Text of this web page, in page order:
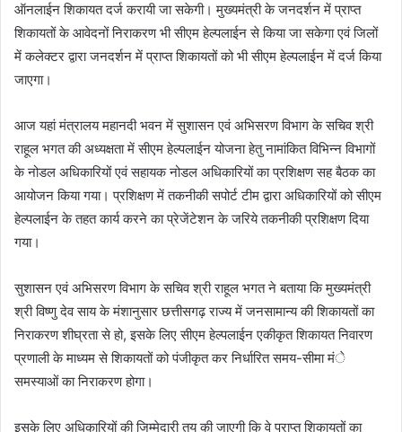
ऑनलाईन शिकायत दर्ज करायी जा सकेगी। मुख्यमंत्री के जनदर्शन में प्राप्त
शिकायतों के आवेदनों निराकरण भी सीएम हेल्पलाईन से किया जा सकेगा एवं जिलों
में कलेक्टर द्वारा जनदर्शन में प्राप्त शिकायतों को भी सीएम हेल्पलाईन में दर्ज किया
जाएगा।
आज यहां मंत्रालय महानदी भवन में सुशासन एवं अभिसरण विभाग के सचिव श्री
राहूल भगत की अध्यक्षता में सीएम हेल्पलाईन योजना हेतु नामांकित विभिन्न विभागों
के नोडल अधिकारियों एवं सहायक नोडल अधिकारियों का प्रशिक्षण सह बैठक का
आयोजन किया गया। प्रशिक्षण में तकनीकी सपोर्ट टीम द्वारा अधिकारियों को सीएम
हेल्पलाईन के तहत कार्य करने का प्रेजेंटेशन के जरिये तकनीकी प्रशिक्षण दिया
गया।
सुशासन एवं अभिसरण विभाग के सचिव श्री राहूल भगत ने बताया कि मुख्यमंत्री
श्री विष्णु देव साय के मंशानुसार छत्तीसगढ़ राज्य में जनसामान्य की शिकायतों का
निराकरण शीघ्रता से हो, इसके लिए सीएम हेल्पलाईन एकीकृत शिकायत निवारण
प्रणाली के माध्यम से शिकायतों को पंजीकृत कर निर्धारित समय-सीमा मंे
समस्याओं का निराकरण होगा।
इसके लिए अधिकारियों की जिम्मेदारी तय की जाएगी कि वे प्राप्त शिकायतों का